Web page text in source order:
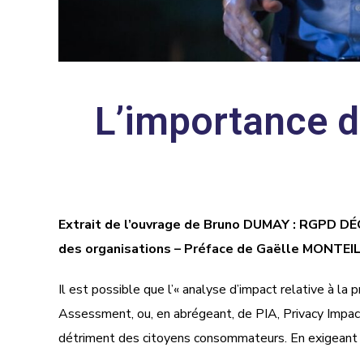
L’importance
Extrait de l’ouvrage de Bruno DUMAY :
des organisations – Préface de Gaëlle
Il est possible que l’« analyse d’impact relative à
Assessment, ou, en abrégeant, de PIA, Privacy
détriment des citoyens consommateurs. En